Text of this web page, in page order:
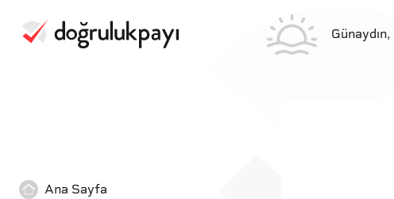
Günaydın,
Ana Sayfa